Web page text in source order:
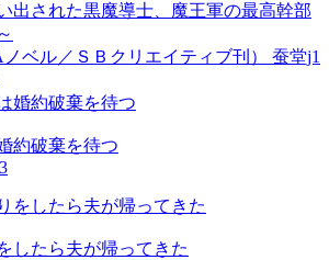
出された黒魔導士、魔王軍の最高幹部
ベル／ＳＢクリエイティブ刊） 蚕堂j1
約破棄を待つ
したら夫が帰ってきた